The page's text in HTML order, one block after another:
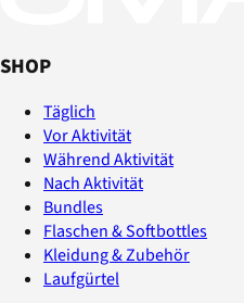
SHOP
Täglich
Vor Aktivität
Während Aktivität
Nach Aktivität
Bundles
Flaschen & Softbottles
Kleidung & Zubehör
Laufgürtel